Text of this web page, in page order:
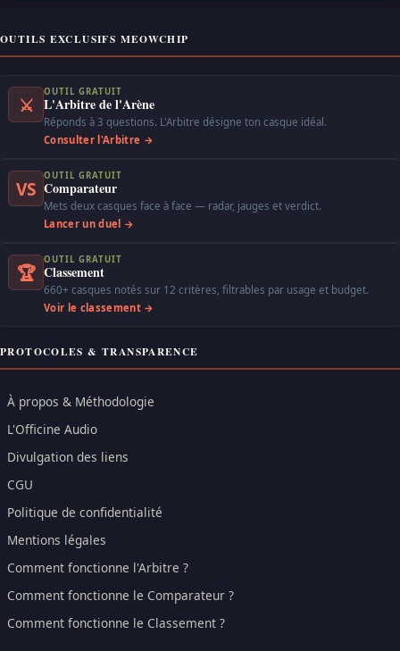
OUTILS EXCLUSIFS MEOWCHIP
⚔
OUTIL GRATUIT
L'Arbitre de l'Arène
Réponds à 3 questions. L'Arbitre désigne ton casque idéal.
Consulter l'Arbitre →
VS
OUTIL GRATUIT
Comparateur
Mets deux casques face à face — radar, jauges et verdict.
Lancer un duel →
🏆
OUTIL GRATUIT
Classement
660+ casques notés sur 12 critères, filtrables par usage et budget.
Voir le classement →
PROTOCOLES & TRANSPARENCE
À propos & Méthodologie
L'Officine Audio
Divulgation des liens
CGU
Politique de confidentialité
Mentions légales
Comment fonctionne l'Arbitre ?
Comment fonctionne le Comparateur ?
Comment fonctionne le Classement ?